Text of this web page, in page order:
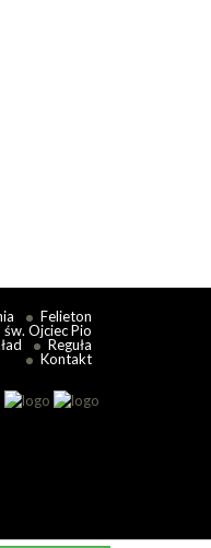
Felieton
św. Ojciec Pio
Reguła
Kontakt